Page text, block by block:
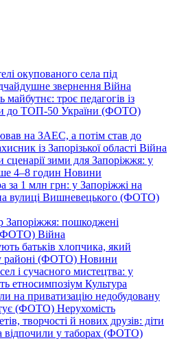
окупованого села під
звернення Війна
майбутнє: троє педагогів із
до ТОП-50 України (ФОТО)
на ЗАЕС, а потім став до
із Запорізької області Війна
сценарії зими для Запоріжжя: у
4–8 годин Новини
за 1 млн грн: у Запоріжжі на
вулиці Вишневецького (ФОТО)
Запоріжжя: пошкоджені
(ФОТО) Війна
батьків хлопчика, який
районі (ФОТО) Новини
і сучасного мистецтва: у
етносимпозіум Культура
на приватизацію недобудовану
(ФОТО) Нерухомість
творчості й нових друзів: діти
відпочили у таборах (ФОТО)